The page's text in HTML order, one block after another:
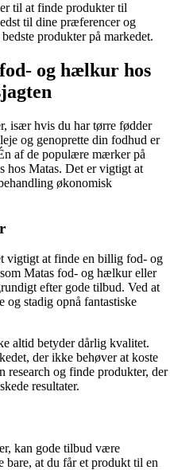
til at finde produkter til
til dine præferencer og
produkter på markedet.
og hælkur hos
især hvis du har tørre fødder
og genoprette din fodhud er
af de populære mærker på
hos Matas. Det er vigtigt at
økonomisk
vigtigt at finde en billig fod- og
Matas fod- og hælkur eller
efter gode tilbud. Ved at
og stadig opnå fantastiske
altid betyder dårlig kvalitet.
der ikke behøver at koste
research og finde produkter, der
resultater.
kan gode tilbud være
at du får et produkt til en